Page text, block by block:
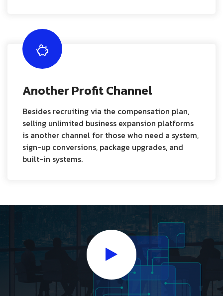
Another Profit Channel
Besides recruiting via the compensation plan,
selling unlimited business expansion platforms
is another channel for those who need a system,
sign-up conversions, package upgrades, and
built-in systems.